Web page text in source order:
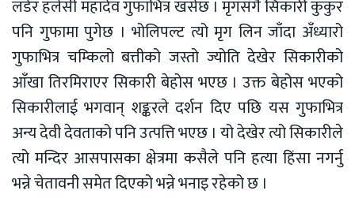
लडेर हलेसी महादेव गुफाभित्र खसेछ । मृगसँगै सिकारी कुकुर
पनि गुफामा पुगेछ । भोलिपल्ट त्यो मृग लिन जाँदा अँध्यारो
गुफाभित्र चम्किलो बत्तीको जस्तो ज्योति देखेर सिकारीको
आँखा तिरमिराएर सिकारी बेहोस भएछ । उक्त बेहोस भएको
सिकारीलाई भगवान् शङ्करले दर्शन दिए पछि यस गुफाभित्र
अन्य देवी देवताको पनि उत्पत्ति भएछ । यो देखेर त्यो सिकारीले
त्यो मन्दिर आसपासका क्षेत्रमा कसैले पनि हत्या हिंसा नगर्नु
भन्ने चेतावनी समेत दिएको भन्ने भनाइ रहेको छ ।